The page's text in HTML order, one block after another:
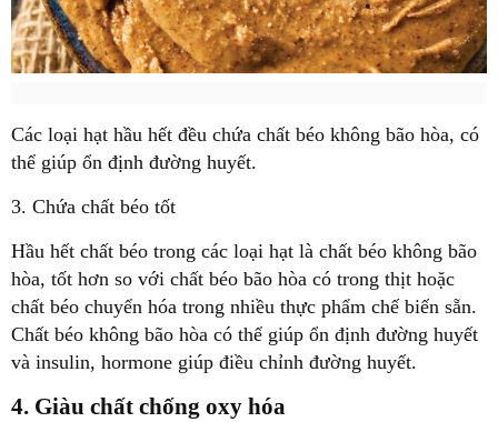
Các loại hạt hầu hết đều chứa chất béo không bão hòa, có
thể giúp ổn định đường huyết.
3. Chứa chất béo tốt
Hầu hết chất béo trong các loại hạt là chất béo không bão
hòa, tốt hơn so với chất béo bão hòa có trong thịt hoặc
chất béo chuyển hóa trong nhiều thực phẩm chế biến sẵn.
Chất béo không bão hòa có thể giúp ổn định đường huyết
và insulin, hormone giúp điều chỉnh đường huyết.
4. Giàu chất chống oxy hóa